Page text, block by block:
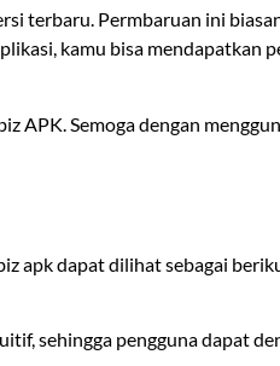
terbaru. Permbaruan ini
kamu bisa mendapatkan
APK. Semoga dengan
apk dapat dilihat sebagai
sehingga pengguna dapat